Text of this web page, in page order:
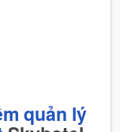
quản lý